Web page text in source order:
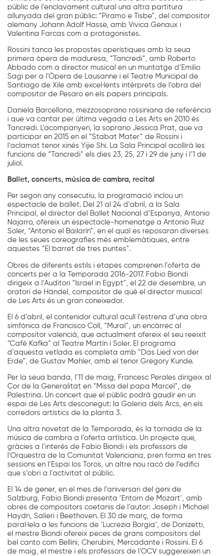
públic de l’enclavament cultural una altra partitura
allunyada del gran públic: “Piramo e Tisbe”, del compositor
alemany Johann Adolf Hasse, amb Vivica Genaux i
Valentina Farcas com a protagonistes.
Rossini tanca les propostes operístiques amb la seua
primera òpera de maduresa, “Tancredi”, amb Roberto
Abbado com a director musical en un muntatge d’Emilio
Sagi per a l’Òpera de Lausanne i el Teatre Municipal de
Santiago de Xile amb excel·lents intèrprets de l’obra del
compositor de Pesaro en els papers principals.
Daniela Barcellona, mezzosoprano rossiniana de referència
i que va cantar per última vegada a Les Arts en 2010 és
Tancredi. L’acompanyen, la soprano Jessica Prat, que va
participar en 2015 en el “Stabat Mater” de Rossini i
l’aclamat tenor xinés Yijie Shi. La Sala Principal acollirà les
funcions de “Tancredi” els dies 23, 25, 27 i 29 de juny i l’1 de
juliol.
Ballet, concerts, música de cambra, recital
Per segon any consecutiu, la programació inclou un
espectacle de ballet. Del 21 al 24 d’abril, a la Sala
Principal, el director del Ballet Nacional d’Espanya, Antonio
Najarro, ofereix un espectacle-homenatge a Antonio Ruiz
Soler, “Antonio el Bailarín”, en el qual es reposaran diverses
de les seues coreografies més emblemàtiques, entre
aquestes “El barret de tres puntes”.
Obres de diferents estils i etapes comprenen l’oferta de
concerts per a la Temporada 2016-2017. Fabio Biondi
dirigeix a l’Auditori “Israel in Egypt”, el 22 de desembre, un
oratori de Händel, compositor de què el director musical
de Les Arts és un gran coneixedor.
El 6 d’abril, el contenidor cultural acull l’estrena d’una obra
simfònica de Francisco Coll, “Mural”, un encàrrec al
compositor valencià, que actualment ofereix el seu reeixit
“Café Kafka” al Teatre Martín i Soler. El programa
d’aquesta vetlada es completa amb “Das Lied von der
Erde”, de Gustav Mahler, amb el tenor Gregory Kunde.
Per la seua banda, l’11 de maig, Francesc Perales dirigeix al
Cor de la Generalitat en “Missa del papa Marcel”, de
Palestrina. Un concert que el públic podrà gaudir en un
espai de Les Arts desconegut: la Galeria dels Arcs, en els
corredors artístics de la planta 3.
Una altra novetat de la Temporada, és la tornada de la
música de cambra a l’oferta artística. Un projecte que,
gràcies a l’interés de Fabio Biondi i els professors de
l’Orquestra de la Comunitat Valenciana, pren forma en tres
sessions en l’Espai los Toros, un altre nou racó de l’edifici
que s’obri a l’activitat al públic.
El 14 de gener, en el mes de l’aniversari del geni de
Salzburg, Fabio Biondi presenta ‘Entorn de Mozart’, amb
obres de compositors coetanis de l’autor: Joseph i Michael
Haydn, Salieri i Beethoven. El 30 de març, de forma
paral·lela a les funcions de ‘Lucrezia Borgia’, de Donizetti,
el mestre Biondi ofereix peces de grans compositors del
bel canto com Bellini, Cherubini, Mercadante i Rossini. El 6
de maig, el mestre i els professors de l’OCV suggereixen un